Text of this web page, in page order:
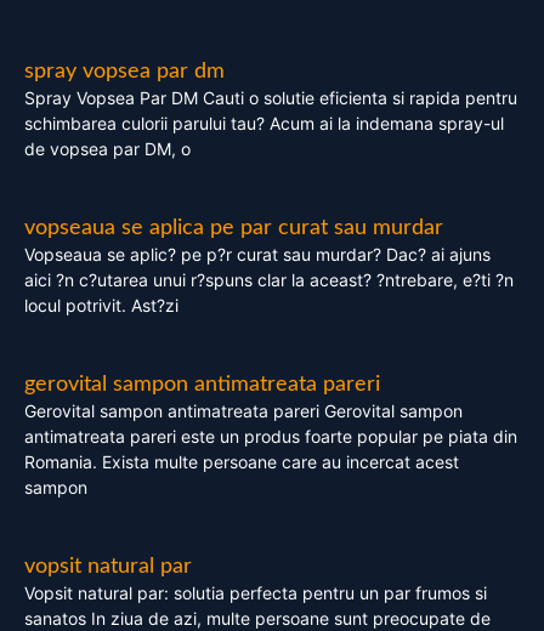
spray vopsea par dm
Spray Vopsea Par DM Cauti o solutie eficienta si rapida pentru
schimbarea culorii parului tau? Acum ai la indemana spray-ul
de vopsea par DM, o
vopseaua se aplica pe par curat sau murdar
Vopseaua se aplic? pe p?r curat sau murdar? Dac? ai ajuns
aici ?n c?utarea unui r?spuns clar la aceast? ?ntrebare, e?ti ?n
locul potrivit. Ast?zi
gerovital sampon antimatreata pareri
Gerovital sampon antimatreata pareri Gerovital sampon
antimatreata pareri este un produs foarte popular pe piata din
Romania. Exista multe persoane care au incercat acest
sampon
vopsit natural par
Vopsit natural par: solutia perfecta pentru un par frumos si
sanatos In ziua de azi, multe persoane sunt preocupate de